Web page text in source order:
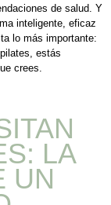
de salud. Y
inteligente, eficaz
lo más importante:
estás
crees.
LA
UN